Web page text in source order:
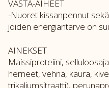
VASTA-AIHEET
-Nuoret kissanpennut
joiden energiantarve on
AINEKSET
Maissiproteiini,
herneet, vehnä, kaura,
trikaliumsitraatti),